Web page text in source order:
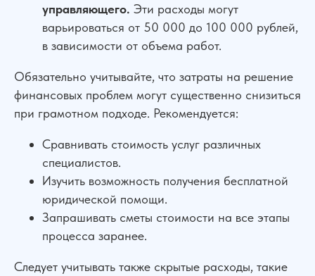
управляющего. Эти расходы могут
варьироваться от 50 000 до 100 000 рублей,
в зависимости от объема работ.
Обязательно учитывайте, что затраты на решение
финансовых проблем могут существенно снизиться
при грамотном подходе. Рекомендуется:
Сравнивать стоимость услуг различных
специалистов.
Изучить возможность получения бесплатной
юридической помощи.
Запрашивать сметы стоимости на все этапы
процесса заранее.
Следует учитывать также скрытые расходы, такие